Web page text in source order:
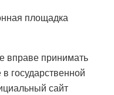
площадка
вправе принимать
государственной
сайт